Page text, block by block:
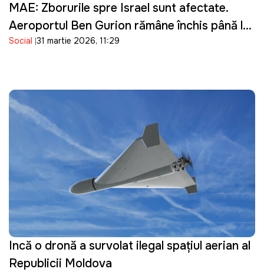
MAE: Zborurile spre Israel sunt afectate.
Aeroportul Ben Gurion rămâne închis până la
16 aprilie
Social 31 martie 2026, 11:29
Incă o dronă a survolat ilegal spațiul aerian al
Republicii Moldova